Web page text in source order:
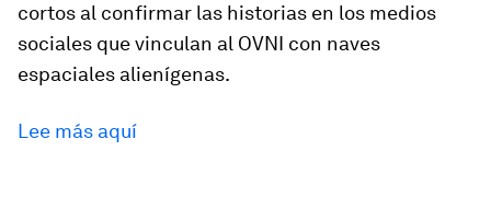
cortos al confirmar las historias en los medios
sociales que vinculan al OVNI con naves
espaciales alienígenas.
Lee más aquí